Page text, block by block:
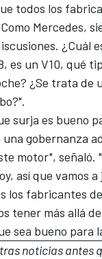
todos los
Mercedes,
¿Cuál
es un V10, qué
¿Se trata de
surja es bueno
gobernanza
motor", señaló.
así que vamos
los fabricantes
tener más allá
sea bueno para
noticias antes